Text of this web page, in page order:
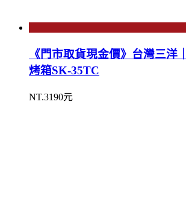
《門市取貨現金價》台灣三洋
烤箱SK-35TC
NT.3190元